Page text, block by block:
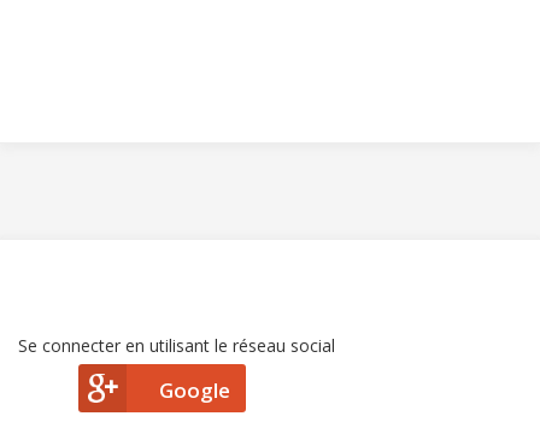
Se connecter en utilisant le réseau social
Google